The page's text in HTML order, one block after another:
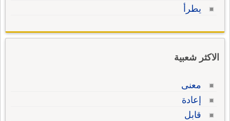
يطرأ
الاكثر شعبية
معنى
إعادة
قابل